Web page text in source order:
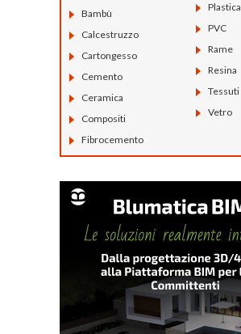
Bambù
Calcestruzzo
Cartongesso
Cemento
Ceramica
Compositi
Fibrocemento
Plastica
PVC
Rame
Resina
Tessuti
Vetro